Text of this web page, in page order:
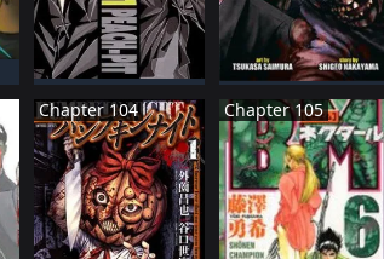
NHậT BảN
ĐANG TIếN HàNH
NHậT BảN
ĐANG TIếN HàNH
Chapter 104 Chapter 105